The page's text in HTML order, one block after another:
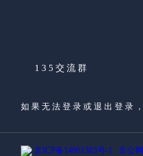
135交流群
如果无法登录或退出登录
京ICP备14061383号-1 京公